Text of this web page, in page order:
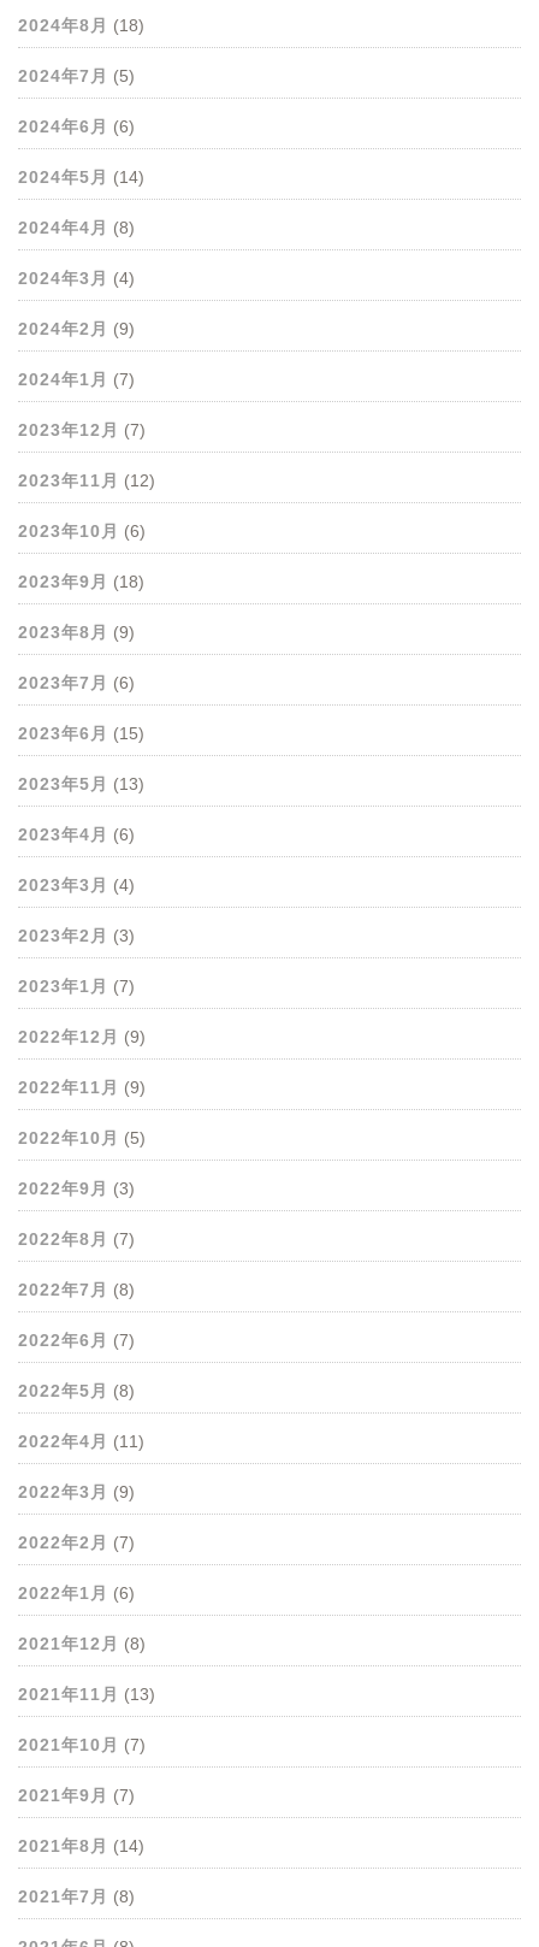
2024年8月 (18)
2024年7月 (5)
2024年6月 (6)
2024年5月 (14)
2024年4月 (8)
2024年3月 (4)
2024年2月 (9)
2024年1月 (7)
2023年12月 (7)
2023年11月 (12)
2023年10月 (6)
2023年9月 (18)
2023年8月 (9)
2023年7月 (6)
2023年6月 (15)
2023年5月 (13)
2023年4月 (6)
2023年3月 (4)
2023年2月 (3)
2023年1月 (7)
2022年12月 (9)
2022年11月 (9)
2022年10月 (5)
2022年9月 (3)
2022年8月 (7)
2022年7月 (8)
2022年6月 (7)
2022年5月 (8)
2022年4月 (11)
2022年3月 (9)
2022年2月 (7)
2022年1月 (6)
2021年12月 (8)
2021年11月 (13)
2021年10月 (7)
2021年9月 (7)
2021年8月 (14)
2021年7月 (8)